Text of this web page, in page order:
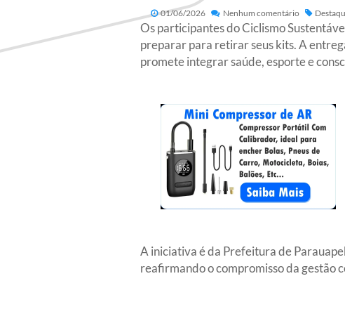
01/06/2026 Nenhum comentário
Os participantes do Ciclismo
preparar para retirar seus kits. A
promete integrar saúde, esporte e
A iniciativa é da Prefeitura de
reafirmando o compromisso da gestão